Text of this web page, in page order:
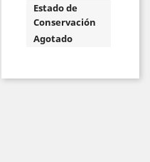
Estado de
Conservación
Agotado